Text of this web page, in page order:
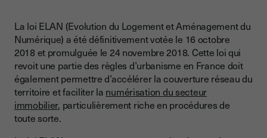
Vers une digitalisation complète du bail de location
La problématique de la signature des actes relatifs à des
sûretés personnelles ou réelles
Quid du protocole de consentement ?
La loi ELAN (Evolution du Logement et Aménagement du
Numérique) a été définitivement votée le 16 octobre
2018 et promulguée le 24 novembre 2018. Cette loi qui
revoit une partie des règles d’urbanisme en France doit
également permettre d’accélérer la couverture réseau du
territoire et faciliter la numérisation du secteur
immobilier, particulièrement riche en procédures de
toute sorte.